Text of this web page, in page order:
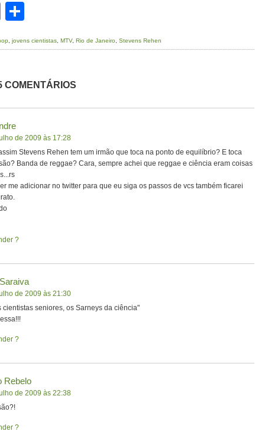
Email
jovens cientistas MTV, Rio de Janeiro Stevens Rehen
COMENTÁRIOS
de 2009 às 17:28
Stevens Rehen tem um irmão que toca na ponto de equilíbrio? E toca
Banda de reggae? Cara, sempre achei que reggae e ciência eram coisas
me adicionar no twitter para que eu siga os passos de vcs também ficarei
de 2009 às 21:30
cientistas seniores, os Sarneys da ciência"
Rebelo
de 2009 às 22:38